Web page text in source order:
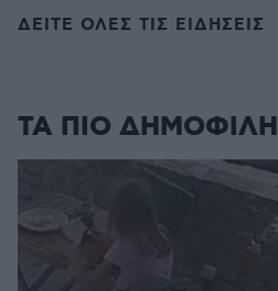
ΔΕΙΤΕ ΟΛΕΣ ΤΙΣ ΕΙΔΗΣΕΙΣ
ΤΑ ΠΙΟ ΔΗΜΟΦΙΛΗ